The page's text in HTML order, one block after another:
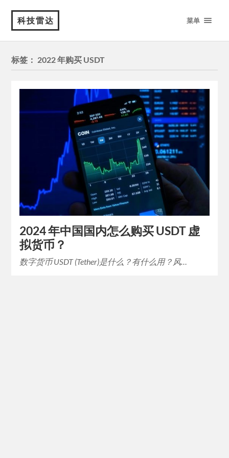
科技雷达 菜单
标签： 2022 年购买 USDT
2024 年中国国内怎么购买 USDT 虚
拟货币？
数字货币 USDT (Tether)是什么？有什么用？风…